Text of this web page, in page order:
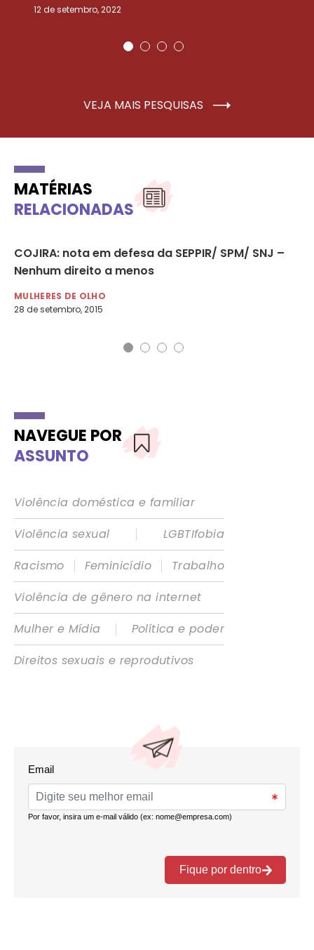
12 de setembro, 2022
VEJA MAIS PESQUISAS
MATÉRIAS
RELACIONADAS
COJIRA: nota em defesa da SEPPIR/ SPM/ SNJ –
Nenhum direito a menos
MULHERES DE OLHO
28 de setembro, 2015
NAVEGUE POR
ASSUNTO
Violência doméstica e familiar
Violência sexual
|
LGBTIfobia
Racismo
| Feminicídio |
Trabalho
Violência de gênero na internet
Mulher e Mídia
|
Política e poder
Direitos sexuais e reprodutivos